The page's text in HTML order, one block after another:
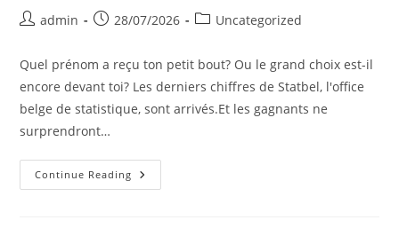
Postadmin
Post28/07/2026
PostUncategorized
Quel prénom a reçu ton petit bout? Ou le grand choix est-il
encore devant toi? Les derniers chiffres de Statbel, l'office
belge de statistique, sont arrivés.Et les gagnants ne
surprendront…
Continue Reading Les
Prénoms